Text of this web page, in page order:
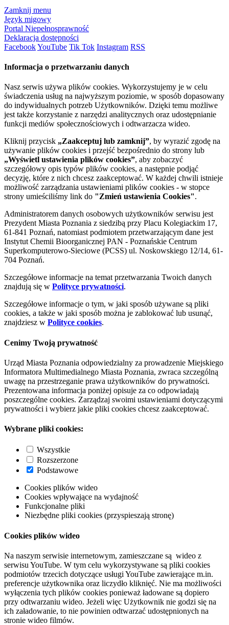
Zamknij menu
Język migowy
Portal Niepełnosprawność
Deklaracja dostępności
FacebookYouTube Tik Tok Instagram RSS
Informacja o przetwarzaniu danych
Nasz serwis używa plików cookies. Wykorzystujemy je w celu
świadczenia usług na najwyższym poziomie, w sposób dopasowany
do indywidualnych potrzeb Użytkowników. Dzięki temu możliwe
jest także korzystanie z narzędzi analitycznych oraz udostępnianie
funkcji mediów społecznościowych i odtwarzacza wideo.
Kliknij przycisk „Zaakceptuj lub zamknij”, by wyrazić zgodę na
używanie plików cookies i przejść bezpośrednio do strony lub
„Wyświetl ustawienia plików cookies”, aby zobaczyć
szczegółowy opis typów plików cookies, a następnie podjąć
decyzję, które z nich chcesz zaakceptować. W każdej chwili istnieje
możliwość zarządzania ustawieniami plików cookies - w stopce
strony umieściliśmy link do "Zmień ustawienia Cookies".
Administratorem danych osobowych użytkowników serwisu jest
Prezydent Miasta Poznania z siedzibą przy Placu Kolegiackim 17,
61-841 Poznań, natomiast podmiotem przetwarzającym dane jest
Instytut Chemii Bioorganicznej PAN - Poznańskie Centrum
Superkomputerowo-Sieciowe (PCSS) ul. Noskowskiego 12/14, 61-
704 Poznań.
Szczegółowe informacje na temat przetwarzania Twoich danych
znajdują się w Polityce prywatności.
Szczegółowe informacje o tym, w jaki sposób używane są pliki
cookies, a także w jaki sposób można je zablokować lub usunąć,
znajdziesz w Polityce cookies.
Cenimy Twoją prywatność
Urząd Miasta Poznania odpowiedzialny za prowadzenie Miejskiego
Informatora Multimedialnego Miasta Poznania, zwraca szczególną
uwagę na przestrzeganie prawa użytkowników do prywatności.
Prezentowana informacja poniżej opisuje za co odpowiadają
poszczególne cookies. Zarządzaj swoimi ustawieniami dotyczącymi
prywatności i wybierz jakie pliki cookies chcesz zaakceptować.
Wybrane pliki cookies:
Wszystkie
Rozszerzone
Podstawowe
Cookies plików wideo
Cookies wpływające na wydajność
Funkcjonalne pliki
Niezbędne pliki cookies (przyspieszają stronę)
Cookies plików wideo
Na naszym serwisie internetowym, zamieszczane są wideo z
serwisu YouTube. W tym celu wykorzystywane są pliki cookies
podmiotów trzecich dotyczące usługi YouTube zawierające m.in.
preferencje użytkownika oraz liczydło kliknięć. Nie ma możliwości
wyłączenia tych plików cookies ponieważ ładowane są dopiero
przy odtwarzaniu wideo. Jeżeli więc Użytkownik nie godzi się na
ich załadowanie, to nie powinien odtwarzać udostępnionych na
stronie wideo filmów.